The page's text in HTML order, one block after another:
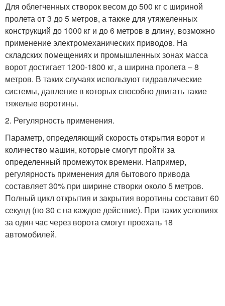
Для облегченных створок весом до 500 кг с шириной
пролета от 3 до 5 метров, а также для утяжеленных
конструкций до 1000 кг и до 6 метров в длину, возможно
применение электромеханических приводов. На
складских помещениях и промышленных зонах масса
ворот достигает 1200-1800 кг, а ширина пролета – 8
метров. В таких случаях используют гидравлические
системы, давление в которых способно двигать такие
тяжелые воротины.
2. Регулярность применения.
Параметр, определяющий скорость открытия ворот и
количество машин, которые смогут пройти за
определенный промежуток времени. Например,
регулярность применения для бытового привода
составляет 30% при ширине створки около 5 метров.
Полный цикл открытия и закрытия воротины составит 60
секунд (по 30 с на каждое действие). При таких условиях
за один час через ворота смогут проехать 18
автомобилей.